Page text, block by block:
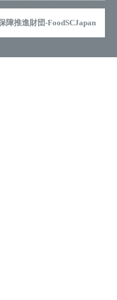
障推進財団-FoodSCJapan